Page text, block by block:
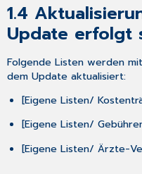
Neuheiten
&
Änderungen
2.1
Änderungen
COVID-
19-
-
1.4
Update erfolgt
Folgende Listen werden
dem Update aktualisiert:
[Eigene Listen/
[Eigene Listen/
[Eigene Listen/ Ärzte-